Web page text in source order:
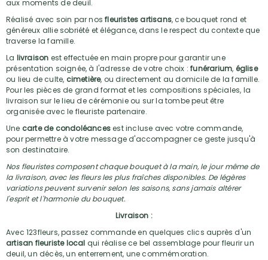
aux moments de deuil.
Réalisé avec soin par nosfleuristes artisans, ce bouquet rond et
généreux allie sobriété et élégance, dans le respect du contexte que
traverse la famille.
La livraison est effectuée en main propre pour garantir une
présentation soignée, à l'adresse de votre choix :funérarium, église
ou lieu de culte, cimetière, ou directement au domicile de la famille.
Pour les pièces de grand format et les compositions spéciales, la
livraison sur le lieu de cérémonie ou sur la tombe peut être
organisée avec le fleuriste partenaire.
Une carte de condoléancesest incluse avec votre commande,
pour permettre à votre message d'accompagner ce geste jusqu'à
son destinataire.
Nos fleuristes composent chaque bouquet à la main, le jour même de
la livraison, avec les fleurs les plus fraîches disponibles. De légères
variations peuvent survenir selon les saisons, sans jamais altérer
l'esprit et l'harmonie du bouquet.
Livraison :
Avec 123fleurs, passez commande en quelques clics auprès d'un
artisan fleuriste local qui réalise ce bel assemblage pour fleurir un
deuil, un décès, un enterrement, une commémoration.